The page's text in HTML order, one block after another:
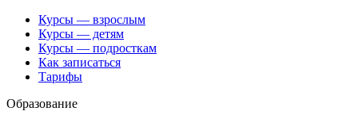
Курсы — взрослым
Курсы — детям
Курсы — подросткам
Как записаться
Тарифы
Образование